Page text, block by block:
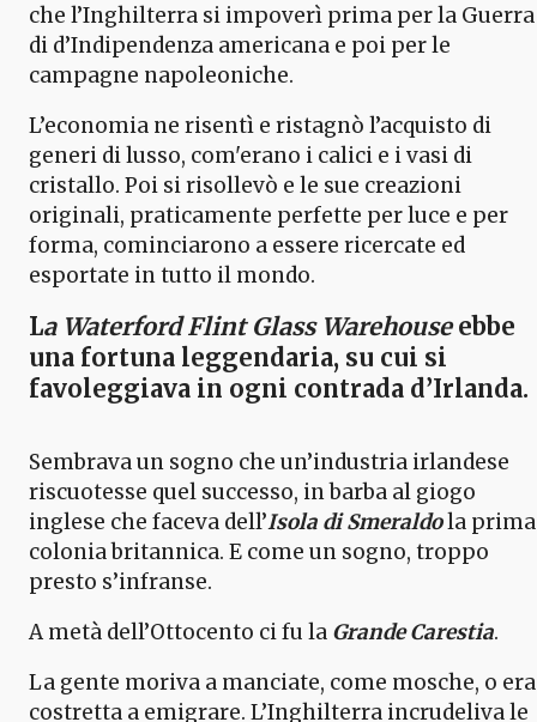
che l’Inghilterra si impoverì prima per la Guerra
di d’Indipendenza americana e poi per le
campagne napoleoniche.
L’economia ne risentì e ristagnò l’acquisto di
generi di lusso, com'erano i calici e i vasi di
cristallo. Poi si risollevò e le sue creazioni
originali, praticamente perfette per luce e per
forma, cominciarono a essere ricercate ed
esportate in tutto il mondo.
La Waterford Flint Glass Warehouseebbe
una fortuna leggendaria, su cui si
favoleggiava in ogni contrada d’Irlanda.
Sembrava un sogno che un’industria irlandese
riscuotesse quel successo, in barba al giogo
inglese che faceva dell’Isola di Smeraldola prima
colonia britannica. E come un sogno, troppo
presto s’infranse.
A metà dell’Ottocento ci fu la Grande Carestia.
La gente moriva a manciate, come mosche, o era
costretta a emigrare. L’Inghilterra incrudeliva le